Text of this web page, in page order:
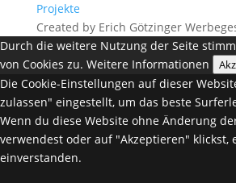
Projekte
Created by Erich Götzinger
Durch die weitere Nutzung der Seite
von Cookies zu. Weitere Informationen
Die Cookie-Einstellungen auf dieser
zulassen" eingestellt, um das beste
Wenn du diese Website ohne Änderung
verwendest oder auf "Akzeptieren" klickst,
einverstanden.